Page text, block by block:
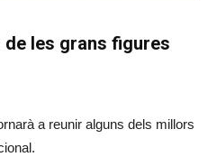
de les grans figures
a reunir alguns dels millors